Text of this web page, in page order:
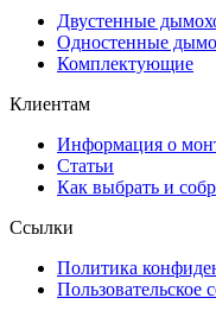
Двустенные
Одностенные
Комплектующие
Клиентам
Информация о
Статьи
Как выбрать и
Ссылки
Политика
Пользовательское